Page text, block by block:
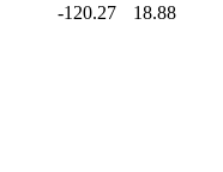
-120.27 18.88